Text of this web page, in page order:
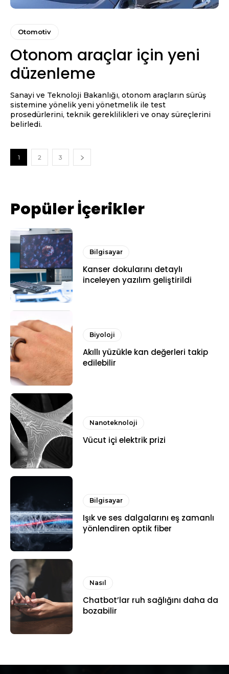
Otomotiv
Otonom araçlar için yeni
düzenleme
Sanayi ve Teknoloji Bakanlığı, otonom araçların sürüş
sistemine yönelik yeni yönetmelik ile test
prosedürlerini, teknik gereklilikleri ve onay süreçlerini
belirledi.
1 2 3
Popüler İçerikler
Bilgisayar
Kanser dokularını detaylı
inceleyen yazılım geliştirildi
Biyoloji
Akıllı yüzükle kan değerleri takip
edilebilir
Nanoteknoloji
Vücut içi elektrik prizi
Bilgisayar
Işık ve ses dalgalarını eş zamanlı
yönlendiren optik fiber
Nasıl
Chatbot’lar ruh sağlığını daha da
bozabilir